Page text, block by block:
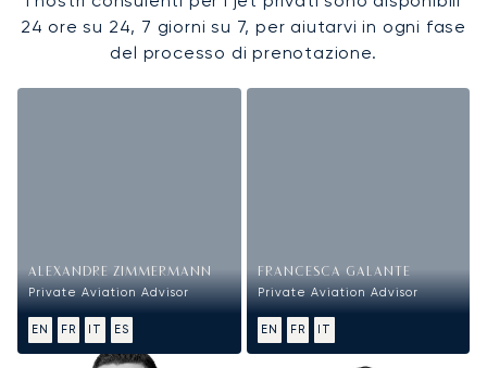
24 ore su 24, 7 giorni su 7, per aiutarvi in ogni fase
del processo di prenotazione.
ALEXANDRE ZIMMERMANN
Private Aviation Advisor
EN FR IT ES
FRANCESCA GALANTE
Private Aviation Advisor
EN FR IT